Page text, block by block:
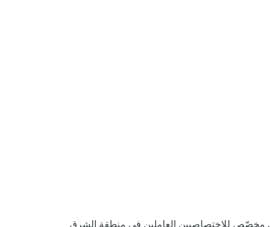
مخصّص للاختصاصيين العاملين في منطقة الشرق